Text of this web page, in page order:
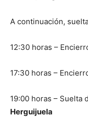
A continuación,
12:30 horas –
17:30 horas –
19:00 horas – Suelta
Herguijuela